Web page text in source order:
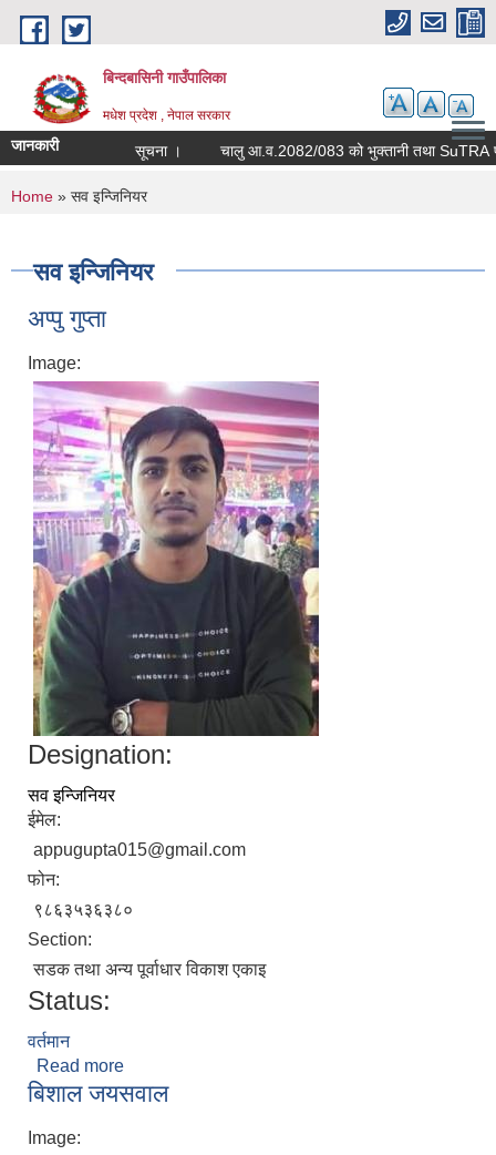
Skip to main content
बिन्दबासिनी गाउँपालिका
मधेश प्रदेश , नेपाल सरकार
जानकारी सूचना । चालु
You are here
Home » सव इन्जिनियर
सव इन्जिनियर
अप्पु गुप्ता
Image:
Designation:
सव इन्जिनियर
ईमेल:
appugupta015@gmail.com
फोन:
९८६३५३६३८०
Section:
सडक तथा अन्य पूर्वाधार विकाश एकाइ
Status:
वर्तमान
Read more
बिशाल जयसवाल
Image: